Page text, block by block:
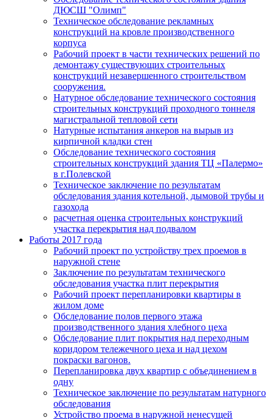
ДЮСШ "Олимп"
Техническое обследование рекламных
конструкций на кровле производственного
корпуса
Рабочий проект в части технических решений по
демонтажу существующих строительных
конструкций незавершенного строительством
сооружения.
Натурное обследование технического состояния
строительных конструкций проходного тоннеля
магистральной тепловой сети
Натурные испытания анкеров на вырыв из
кирпичной кладки стен
Обследование технического состояния
строительных конструкций здания ТЦ «Палермо»
в г.Полевской
Техническое заключение по результатам
обследования здания котельной, дымовой трубы и
газохода
расчетная оценка строительных конструкций
участка перекрытия над подвалом
Работы 2017 года
Рабочий проект по устройству трех проемов в
наружной стене
Заключение по результатам технического
обследования участка плит перекрытия
Рабочий проект перепланировки квартиры в
жилом доме
Обследование полов первого этажа
производственного здания хлебного цеха
Обследование плит покрытия над переходным
коридором тележечного цеха и над цехом
покраски вагонов.
Перепланировка двух квартир с объединением в
одну
Техническое заключение по результатам натурного
обследования
Устройство проема в наружной ненесущей